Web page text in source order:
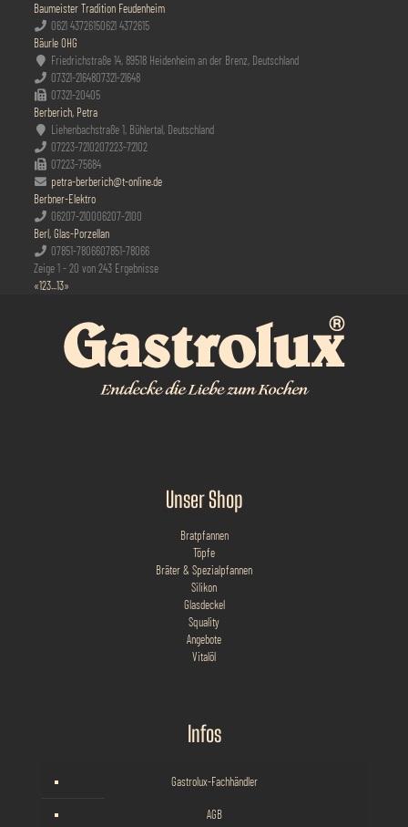
Baumeister Tradition Feudenheim
0621 43726150621 4372615
Bäurle OHG
Friedrichstraße 14, 89518 Heidenheim an der Brenz, Deutschland
07321-2164807321-21648
07321-20405
Berberich, Petra
Liehenbachstraße 1, Bühlertal, Deutschland
07223-7210207223-72102
07223-75684
petra-berberich@t-online.de
Berbner-Elektro
06207-210006207-2100
Berl, Glas-Porzellan
07851-7806607851-78066
Zeige 1 - 20 von 243 Ergebnisse
«123...13»
Unser Shop
Bratpfannen
Töpfe
Bräter & Spezialpfannen
Silikon
Glasdeckel
Squality
Angebote
Vitalöl
Infos
Gastrolux-Fachhändler
AGB